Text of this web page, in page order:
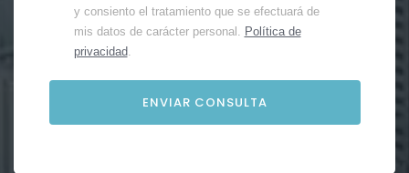
y consiento el tratamiento que se efectuará de
mis datos de carácter personal. Política de
privacidad.